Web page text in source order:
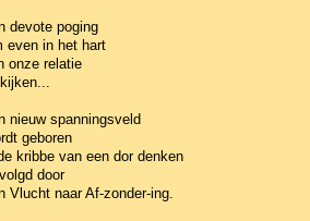
devote poging
even in het hart
onze relatie
nieuw spanningsveld
geboren
kribbe van een dor denken
door
Vlucht naar Af-zonder-ing.